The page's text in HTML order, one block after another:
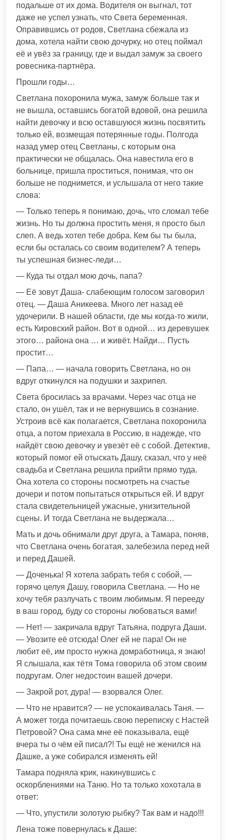
подальше от их дома. Водителя он выгнал, тот
даже не успел узнать, что Света беременная.
Оправившись от родов, Светлана сбежала из
дома, хотела найти свою дочурку, но отец поймал
её и увёз за границу, где и выдал замуж за своего
ровесника-партнёра.
Прошли годы…
Светлана похоронила мужа, замуж больше так и
не вышла, оставшись богатой вдовой, она решила
найти девочку и всю оставшуюся жизнь посвятить
только ей, возмещая потерянные годы. Полгода
назад умер отец Светланы, с которым она
практически не общалась. Она навестила его в
больнице, пришла проститься, понимая, что он
больше не поднимется, и услышала от него такие
слова:
— Только теперь я понимаю, дочь, что сломал тебе
жизнь. Но ты должна простить меня, я просто был
слеп. А ведь хотел тебе добра. Кем бы ты была,
если бы осталась со своим водителем? А теперь
ты успешная бизнес-леди…
— Куда ты отдал мою дочь, папа?
— Её зовут Даша- слабеющим голосом заговорил
отец. — Даша Аникеева. Много лет назад её
удочерили. В нашей области, где мы когда-то жили,
есть Кировский район. Вот в одной… из деревушек
этого… района она … и живёт. Найди… Пусть
простит…
— Папа… — начала говорить Светлана, но он
вдруг откинулся на подушки и захрипел.
Света бросилась за врачами. Через час отца не
стало, он ушёл, так и не вернувшись в сознание.
Устроив всё как полагается, Светлана похоронила
отца, а потом приехала в Россию, в надежде, что
найдёт свою девочку и увезёт её с собой. Детектив,
который помог ей отыскать Дашу, сказал, что у неё
свадьба и Светлана решила прийти прямо туда.
Она хотела со стороны посмотреть на счастье
дочери и потом попытаться открыться ей. И вдруг
стала свидетельницей ужасные, унизительной
сцены. И тогда Светлана не выдержала…
Мать и дочь обнимали друг друга, а Тамара, поняв,
что Светлана очень богатая, залебезила перед ней
и перед Дашей.
— Доченька! Я хотела забрать тебя с собой, —
горячо целуя Дашу, говорила Светлана. — Но не
хочу тебя разлучать с твоим любимым. Я перееду
в ваш город, буду со стороны любоваться вами!
— Нет! — закричала вдруг Татьяна, подруга Даши.
— Увозите её отсюда! Олег ей не пара! Он не
любит её, им просто нужна домработница, я знаю!
Я слышала, как тётя Тома говорила об этом своим
подругам. Олег недостоин вашей дочери.
— Закрой рот, дура! — взорвался Олег.
— Что не нравится? — не успокаивалась Таня. —
А может тогда почитаешь свою переписку с Настей
Петровой? Она сама мне её показывала, ещё
вчера ты о чём ей писал?! Ты ещё не женился на
Дашке, а уже собирался изменять ей!
Тамара подняла крик, накинувшись с
оскорблениями на Таню. Но та только хохотала в
ответ:
— Что, упустили золотую рыбку? Так вам и надо!!!
Лена тоже повернулась к Даше: